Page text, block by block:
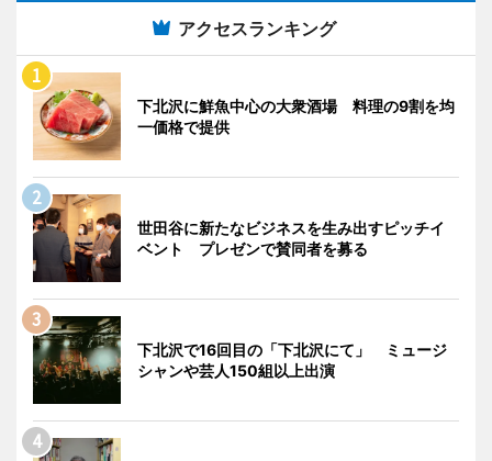
アクセスランキング
下北沢に鮮魚中心の大衆酒場 料理の9割を均
一価格で提供
世田谷に新たなビジネスを生み出すピッチイ
ベント プレゼンで賛同者を募る
下北沢で16回目の「下北沢にて」 ミュージ
シャンや芸人150組以上出演